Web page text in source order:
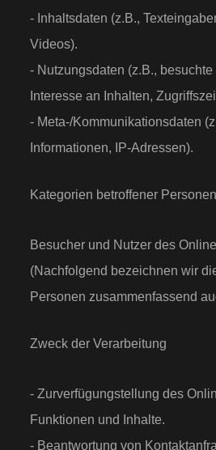
- Inhaltsdaten (z.B.,
Videos).
- Nutzungsdaten (z.B.,
Interesse an Inhalten,
- Meta-/Kommunikationsdaten
Informationen, IP-Adressen).
Kategorien betroffener Personen
Besucher und Nutzer des
(Nachfolgend bezeichnen wir
Personen zusammenfassend
Zweck der Verarbeitung
- Zurverfügungstellung des
Funktionen und Inhalte.
- Beantwortung von